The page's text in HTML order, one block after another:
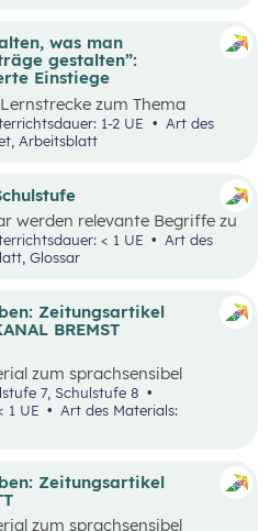
was man
gestalten”:
Einstiege
zum Thema
verspricht – Verträge
drei mögliche Einstiegsideen
1-2 UE
Arbeitsblatt
werden relevante Begriffe zu
“Energie und Ressourcen”
und Konsum” erklärt.
< 1 UE
Art des
Glossar
Zeitungsartikel
BREMST
zum sprachsensibel
“Panamakanal
Schulstufe 6, Schulstufe 7, Schulstufe 8
1 UE
Zeitungsartikel
zum sprachsensibel